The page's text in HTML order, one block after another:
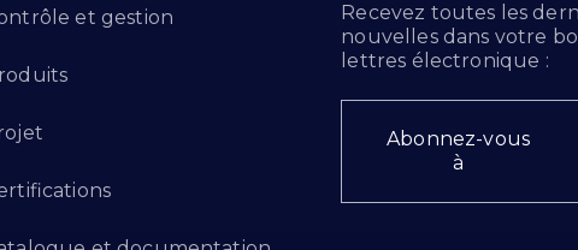
et gestion
Recevez toutes les
nouvelles dans votre
lettres électronique :
Abonnez-vous
à